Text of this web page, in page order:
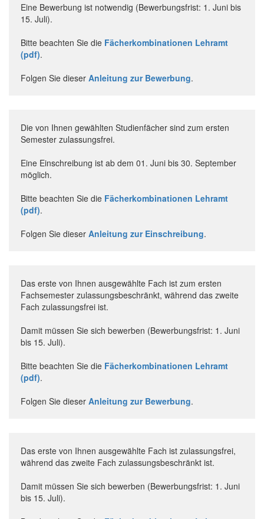
Eine Bewerbung ist notwendig (Bewerbungsfrist: 1. Juni bis
15. Juli).
Bitte beachten Sie die Fächerkombinationen Lehramt
(pdf).
Folgen Sie dieser Anleitung zur Bewerbung.
Die von Ihnen gewählten Studienfächer sind zum ersten
Semester zulassungsfrei.
Eine Einschreibung ist ab dem 01. Juni bis 30. September
möglich.
Bitte beachten Sie die Fächerkombinationen Lehramt
(pdf).
Folgen Sie dieser Anleitung zur Einschreibung.
Das erste von Ihnen ausgewählte Fach ist zum ersten
Fachsemester zulassungsbeschränkt, während das zweite
Fach zulassungsfrei ist.
Damit müssen Sie sich bewerben (Bewerbungsfrist: 1. Juni
bis 15. Juli).
Bitte beachten Sie die Fächerkombinationen Lehramt
(pdf).
Folgen Sie dieser Anleitung zur Bewerbung.
Das erste von Ihnen ausgewählte Fach ist zulassungsfrei,
während das zweite Fach zulassungsbeschränkt ist.
Damit müssen Sie sich bewerben (Bewerbungsfrist: 1. Juni
bis 15. Juli).